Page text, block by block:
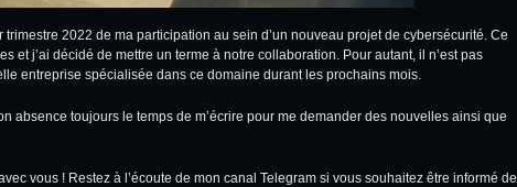
2022 de ma participation au sein d’un nouveau projet de cybersécurité. Ce
et j’ai décidé de mettre un terme à notre collaboration. Pour autant, il n’est pas
entreprise spécialisée dans ce domaine durant les prochains mois.
absence toujours le temps de m’écrire pour me demander des nouvelles ainsi que
vous ! Restez à l’écoute de mon canal Telegram si vous souhaitez être informé de